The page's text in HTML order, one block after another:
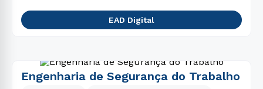
EAD Digital
Engenharia de Segurança do Trabalho
9º
nutrição